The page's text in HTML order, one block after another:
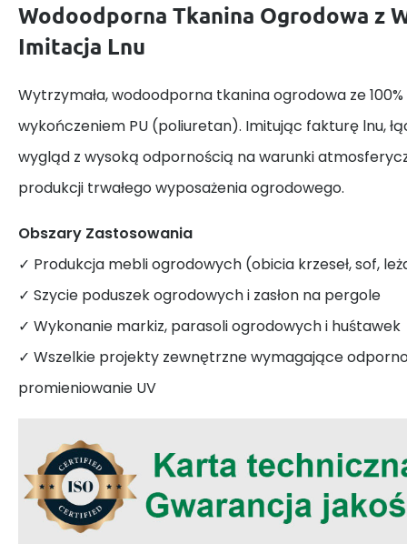
Wodoodporna Tkanina Ogrodowa z
Imitacja Lnu
Wytrzymała, wodoodporna tkanina ogrodowa ze
wykończeniem PU (poliuretan). Imitując fakturę lnu,
wygląd z wysoką odpornością na warunki
produkcji trwałego wyposażenia ogrodowego.
Obszary Zastosowania
✓ Produkcja mebli ogrodowych (obicia krzeseł, sof,
✓ Szycie poduszek ogrodowych i zasłon na pergole
✓ Wykonanie markiz, parasoli ogrodowych i huśtawek
✓ Wszelkie projekty zewnętrzne wymagające
promieniowanie UV